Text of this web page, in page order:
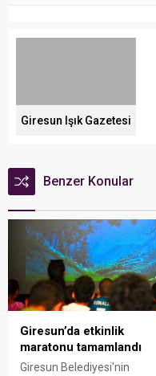
Giresun Işık Gazetesi
Benzer Konular
Giresun’da etkinlik
maratonu tamamlandı
Giresun Belediyesi'nin